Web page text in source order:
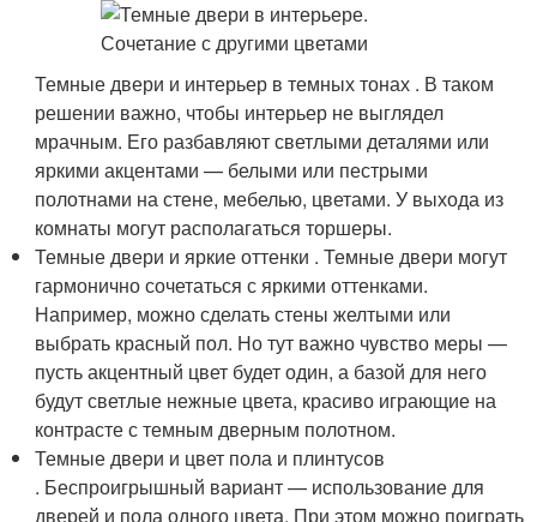
Темные двери и интерьер в темных тонах . В таком
решении важно, чтобы интерьер не выглядел
мрачным. Его разбавляют светлыми деталями или
яркими акцентами — белыми или пестрыми
полотнами на стене, мебелью, цветами. У выхода из
комнаты могут располагаться торшеры.
Темные двери и яркие оттенки . Темные двери могут
гармонично сочетаться с яркими оттенками.
Например, можно сделать стены желтыми или
выбрать красный пол. Но тут важно чувство меры —
пусть акцентный цвет будет один, а базой для него
будут светлые нежные цвета, красиво играющие на
контрасте с темным дверным полотном.
Темные двери и цвет пола и плинтусов
. Беспроигрышный вариант — использование для
дверей и пола одного цвета. При этом можно поиграть